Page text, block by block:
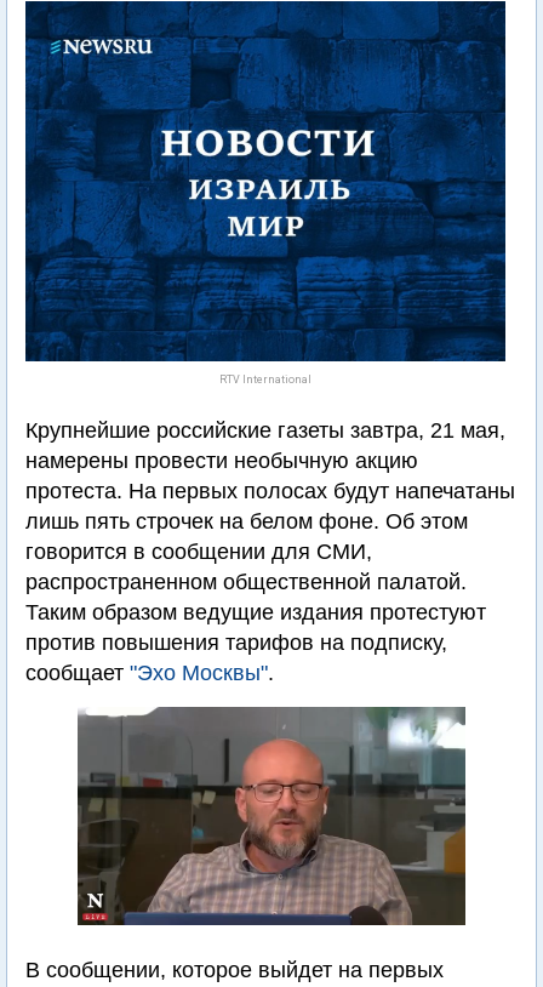
RTV International
Крупнейшие российские газеты завтра, 21 мая,
намерены провести необычную акцию
протеста. На первых полосах будут напечатаны
лишь пять строчек на белом фоне. Об этом
говорится в сообщении для СМИ,
распространенном общественной палатой.
Таким образом ведущие издания протестуют
против повышения тарифов на подписку,
сообщает "Эхо Москвы".
В сообщении, которое выйдет на первых